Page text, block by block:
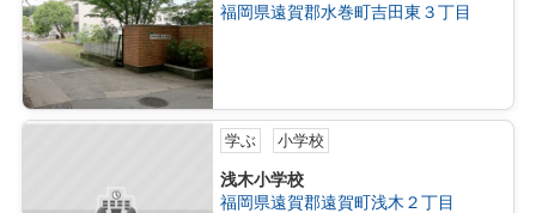
福岡県遠賀郡水巻町吉田東３丁目
学ぶ 小学校
浅木小学校
福岡県遠賀郡遠賀町浅木２丁目